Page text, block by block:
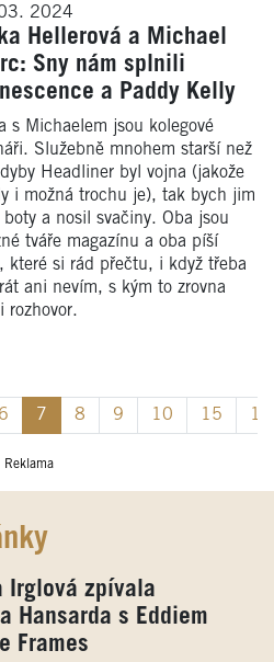
2024
Hellerová a Michael
Sny nám splnili
a Paddy Kelly
s Michaelem jsou kolegové
Služebně mnohem starší než
Headliner byl vojna (jakože
i možná trochu je), tak bych jim
a nosil svačiny. Oba jsou
tváře magazínu a oba píší
které si rád přečtu, i když třeba
ani nevím, s kým to zrovna
rozhovor.
6 7 8 9 10 15 19
Reklama
Irglová zpívala
Hansarda s Eddiem
Frames